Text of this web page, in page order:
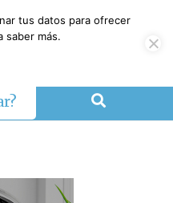
tus datos para ofrecer
saber más.